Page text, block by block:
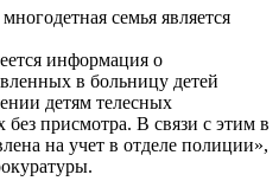
семья является
информация о
в больницу детей
детям телесных
присмотра. В связи с этим в
на учет в отделе полиции»,